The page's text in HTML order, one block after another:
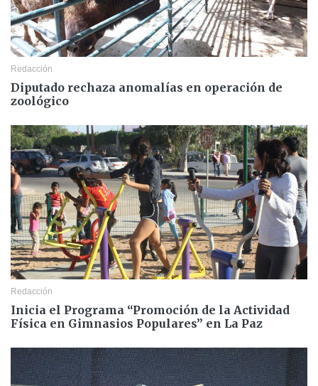
Redacción
Diputado rechaza anomalías en operación de
zoológico
Redacción
Inicia el Programa “Promoción de la Actividad
Física en Gimnasios Populares” en La Paz